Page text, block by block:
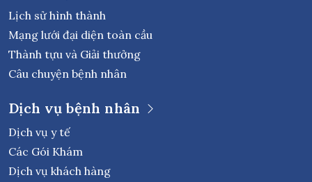
Lịch sử hình thành
Mạng lưới đại diện toàn cầu
Thành tựu và Giải thưởng
Câu chuyện bệnh nhân
Dịch vụ bệnh nhân
Dịch vụ y tế
Các Gói Khám
Dịch vụ khách hàng